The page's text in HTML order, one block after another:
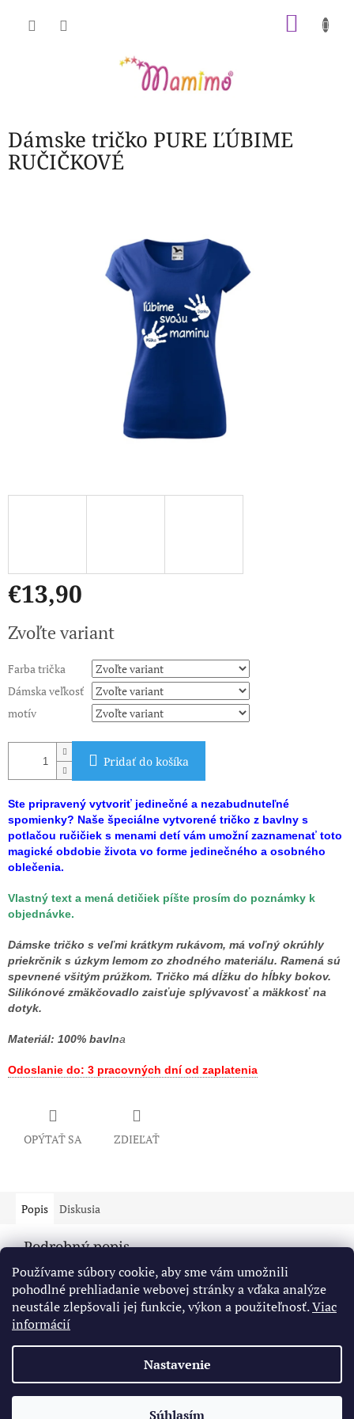
Používame súbory cookie, aby sme vám umožnili
pohodlné prehliadanie webovej stránky a vďaka analýze
neustále zlepšovali jej funkcie, výkon a použiteľnosť.Viac
informácií
Nastavenie
Súhlasím
Dámske tričko PURE ĽÚBIME
RUČIČKOVÉ
€13,90
cena:
Zvoľte variant
Farba trička
Dámska veľkosť
motív
Pridať do košíka
Ste pripravený vytvoriť jedinečné a nezabudnuteľné
spomienky? Naše špeciálne vytvorené tričko z bavlny s
potlačou ručičiek s menami detí vám umožní zaznamenať toto
magické obdobie života vo forme jedinečného a osobného
oblečenia.
Vlastný text a mená detičiek píšte prosím do poznámky k
objednávke.
Dámske tričko s veľmi krátkym rukávom, má voľný okrúhly
priekrčnik s úzkym lemom zo zhodného materiálu. Ramená sú
spevnené všitým prúžkom. Tričko má dĺžku do hĺbky bokov.
Silikónové zmäkčovadlo zaisťuje splývavosť a mäkkosť na
dotyk.
Materiál: 100% bavlna
Odoslanie do: 3 pracovných dní od zaplatenia
OPÝTAŤ SA ZDIEĽAŤ
Popis Diskusia
Podrobný popis
Popis produktu nie je dostupný
Vytvoril Shoptet